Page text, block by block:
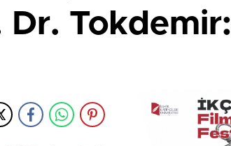
Dr. Tokdemir: